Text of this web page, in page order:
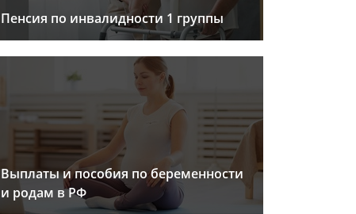
Пенсия по инвалидности 1 группы
Выплаты и пособия по беременности
и родам в РФ